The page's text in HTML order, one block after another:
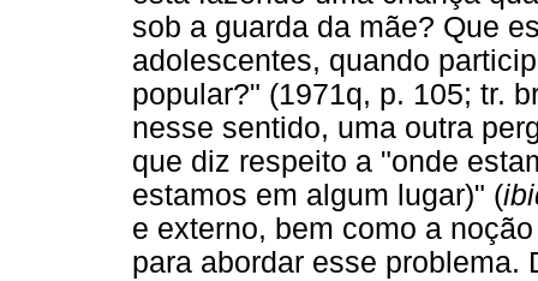
sob a guarda da mãe? Que
adolescentes, quando
popular?" (1971q, p. 105; tr.
nesse sentido, uma outra
que diz respeito a "onde
estamos em algum lugar)" (
e externo, bem como a
para abordar esse problema.